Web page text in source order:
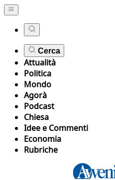
Cerca
Attualità
Politica
Mondo
Agorà
Podcast
Chiesa
Idee e Commenti
Economia
Rubriche